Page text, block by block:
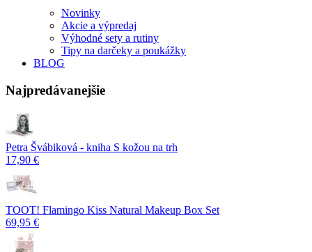
Novinky
Akcie a výpredaj
Výhodné sety a rutiny
Tipy na darčeky a poukážky
BLOG
Najpredávanejšie
Petra Švábiková - kniha S kožou na trh
17,90 €
TOOT! Flamingo Kiss Natural Makeup Box Set
69,95 €